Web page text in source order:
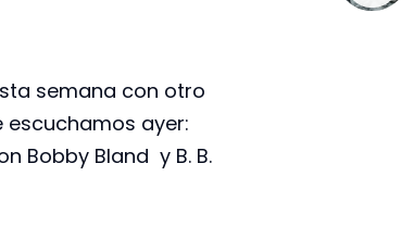
semana con otro
ayer:
Bobby Bland y B. B.